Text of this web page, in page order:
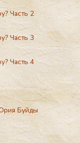
Часть 2
Часть 3
Часть 4
Буйды